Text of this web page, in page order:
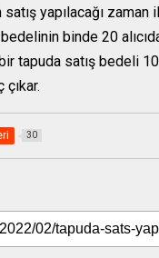
satış yapılacağı
binde 20
tapuda satış bedeli
30